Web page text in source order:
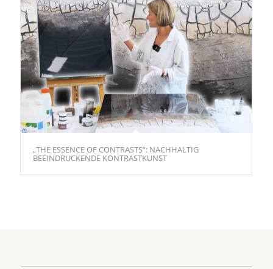
„THE ESSENCE OF CONTRASTS“: NACHHALTIG
BEEINDRUCKENDE KONTRASTKUNST